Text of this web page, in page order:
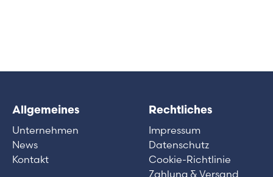
Allgemeines
Unternehmen
News
Kontakt
Rechtliches
Impressum
Datenschutz
Cookie-Richtlinie
Zahlung & Versand